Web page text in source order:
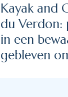
Kayak and
du Verdon:
in een
gebleven